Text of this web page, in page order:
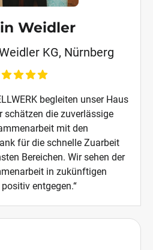
Weidler
KG, Nürnberg
begleiten unser Haus
schätzen die zuverlässige
mit den
für die schnelle Zuarbeit
Bereichen. Wir sehen der
in zukünftigen
entgegen.“